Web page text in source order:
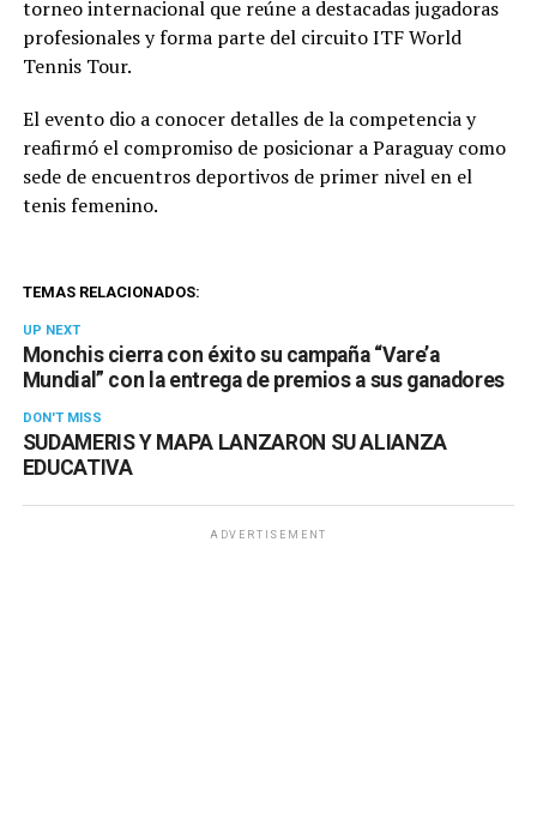
torneo internacional que reúne a destacadas jugadoras
profesionales y forma parte del circuito ITF World
Tennis Tour.
El evento dio a conocer detalles de la competencia y
reafirmó el compromiso de posicionar a Paraguay como
sede de encuentros deportivos de primer nivel en el
tenis femenino.
TEMAS RELACIONADOS:
UP NEXT
Monchis cierra con éxito su campaña “Vare’a
Mundial” con la entrega de premios a sus ganadores
DON'T MISS
SUDAMERIS Y MAPA LANZARON SU ALIANZA
EDUCATIVA
ADVERTISEMENT